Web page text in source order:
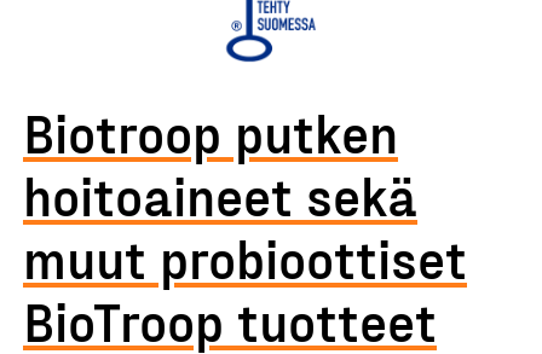
Biotroop putken
hoitoaineet sekä
muut probioottiset
BioTroop tuotteet